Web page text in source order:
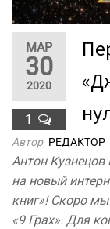
МАР
30
2020
1
Автор РЕДАКТОР
Антон
на новый
книг»! Скоро
«9 Грах». Для